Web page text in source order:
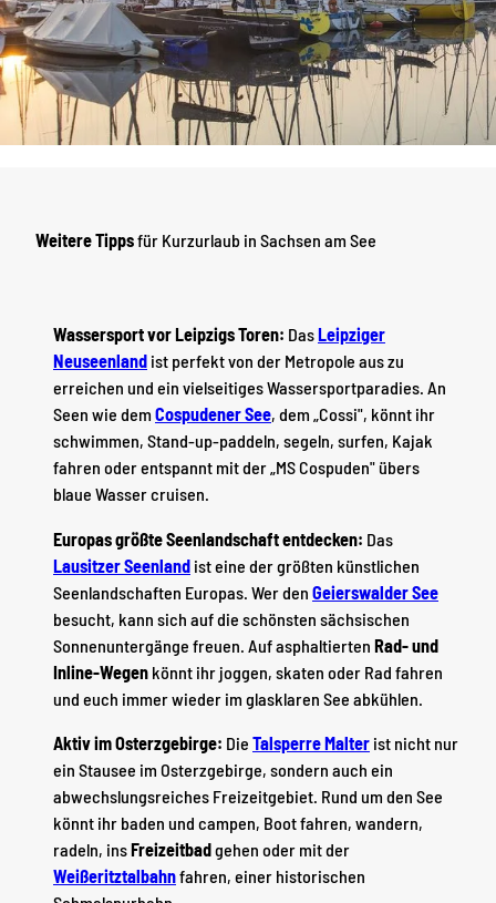
Weitere Tippsfür Kurzurlaub in Sachsen am See
Wassersport vor Leipzigs Toren: DasLeipziger
Neuseenland ist perfekt von der Metropole aus zu
erreichen und ein vielseitiges Wassersportparadies. An
Seen wie dem Cospudener See, dem „Cossi", könnt ihr
schwimmen, Stand-up-paddeln, segeln, surfen, Kajak
fahren oder entspannt mit der „MS Cospuden" übers
blaue Wasser cruisen.
Europas größte Seenlandschaft entdecken: Das
Lausitzer Seenland ist eine der größten künstlichen
Seenlandschaften Europas. Wer den Geierswalder See
besucht, kann sich auf die schönsten sächsischen
Sonnenuntergänge freuen. Auf asphaltierten Rad- und
Inline-Wegen könnt ihr joggen, skaten oder Rad fahren
und euch immer wieder im glasklaren See abkühlen.
Aktiv im Osterzgebirge: Die Talsperre Malter ist nicht nur
ein Stausee im Osterzgebirge, sondern auch ein
abwechslungsreiches Freizeitgebiet. Rund um den See
könnt ihr baden und campen, Boot fahren, wandern,
radeln, insFreizeitbadgehen oder mit der
Weißeritztalbahnfahren, einer historischen